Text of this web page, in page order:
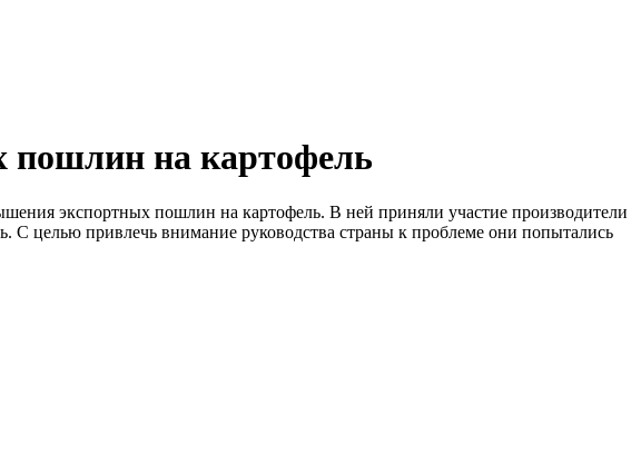
пошлин на картофель
экспортных пошлин на картофель. B ней приняли участие производители
целью привлечь внимание руководства страны к проблеме они попытались